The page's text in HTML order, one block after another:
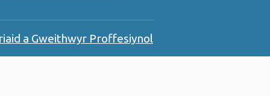
a Gweithwyr Proffesiynol